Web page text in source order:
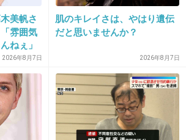
な
賞だけはとってんだよな
美帆さ
雰囲気
ねぇ」
」
2026年8月7日
肌のキレイさは、やはり遺伝
だと思いませんか？
2026年8月7日